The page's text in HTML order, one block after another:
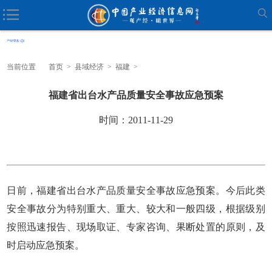
当前位置 首页 > 县域经济 > 福建 >
福建省出台水产品质量安全事故应急预案
时间：2011-11-29
日前，福建省出台水产品质量安全事故应急预案。今后此类
安全事故分为特别重大、重大、较大和一般四级，根据级别
按照迅速报告、现场取证、专家咨询、果断处置的原则，及
时启动应急预案。